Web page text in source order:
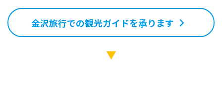
金沢旅行での観光ガイドを承ります
▼